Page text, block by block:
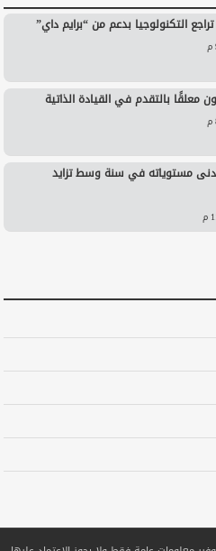
التكنولوجيا بدعم من “برايم داي”
معلقًا بالتقدم في القيادة الذاتية
أدنى مستوياته في سنة وسط تزايد